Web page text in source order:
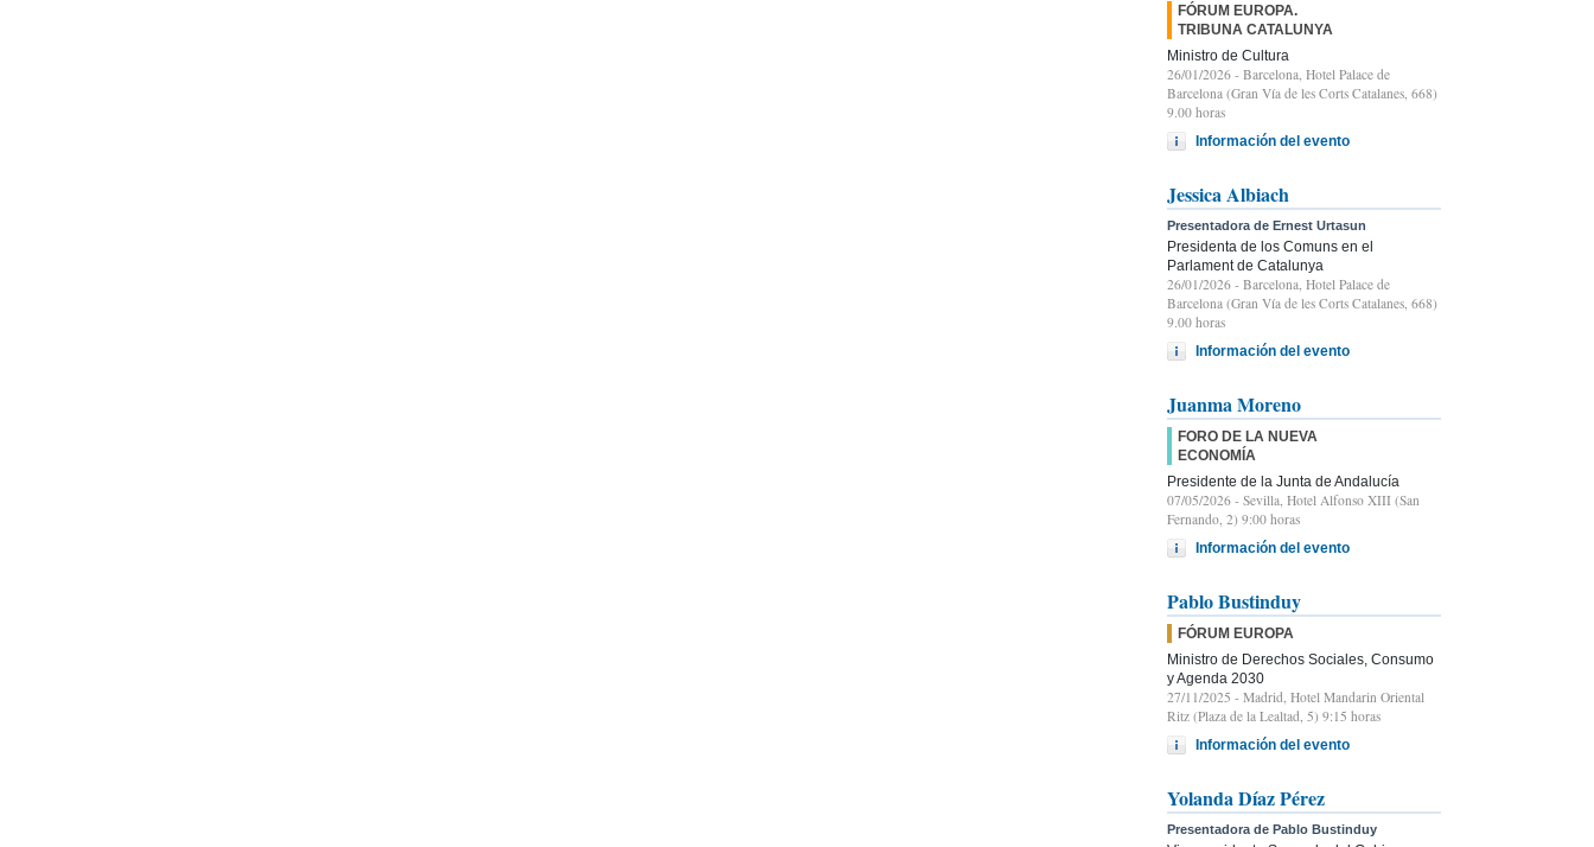
FÓRUM EUROPA.
TRIBUNA CATALUNYA
Ministro de Cultura
26/01/2026 - Barcelona, Hotel Palace de
Barcelona (Gran Vía de les Corts Catalanes, 668)
9.00 horas
Información del evento
Jessica Albiach
Presentadora de Ernest Urtasun
Presidenta de los Comuns en el
Parlament de Catalunya
26/01/2026 - Barcelona, Hotel Palace de
Barcelona (Gran Vía de les Corts Catalanes, 668)
9.00 horas
Información del evento
Juanma Moreno
FORO DE LA NUEVA
ECONOMÍA
Presidente de la Junta de Andalucía
07/05/2026 - Sevilla, Hotel Alfonso XIII (San
Fernando, 2) 9:00 horas
Información del evento
Pablo Bustinduy
FÓRUM EUROPA
Ministro de Derechos Sociales, Consumo
y Agenda 2030
27/11/2025 - Madrid, Hotel Mandarin Oriental
Ritz (Plaza de la Lealtad, 5) 9:15 horas
Información del evento
Yolanda Díaz Pérez
Presentadora de Pablo Bustinduy